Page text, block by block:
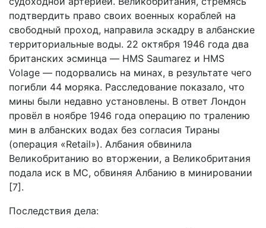
подтвердить право своих военных кораблей на
свободный проход, направила эскадру в албанские
территориальные воды. 22 октября 1946 года два
британских эсминца — HMS Saumarez и HMS
Volage — подорвались на минах, в результате чего
погибли 44 моряка. Расследование показало, что
мины были недавно установлены. В ответ Лондон
провёл в ноябре 1946 года операцию по тралению
мин в албанских водах без согласия Тираны
(операция «Retail»). Албания обвинила
Великобританию во вторжении, а Великобритания
подала иск в МС, обвиняя Албанию в минировании
[7].
Последствия дела: